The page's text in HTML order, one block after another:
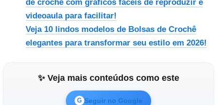
de crochê com gráficos fáceis de reproduzir e
videoaula para facilitar!
Veja 10 lindos modelos de Bolsas de Crochê
elegantes para transformar seu estilo em 2026!
✨ Veja mais conteúdos como este
G Seguir no Google